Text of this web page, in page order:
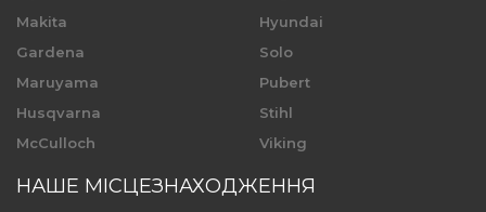
Makita
Gardena
Maruyama
Husqvarna
McCulloch
Hyundai
Solo
Pubert
Stihl
Viking
НАШЕ МІСЦЕЗНАХОДЖЕННЯ